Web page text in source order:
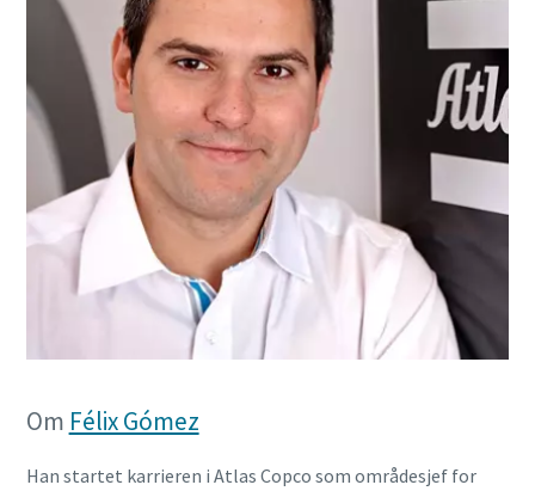
Om Félix Gómez
Han startet karrieren i Atlas Copco som områdesjef for